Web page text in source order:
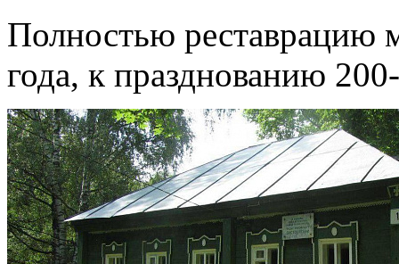
Полностью реставрацию
года, к празднованию